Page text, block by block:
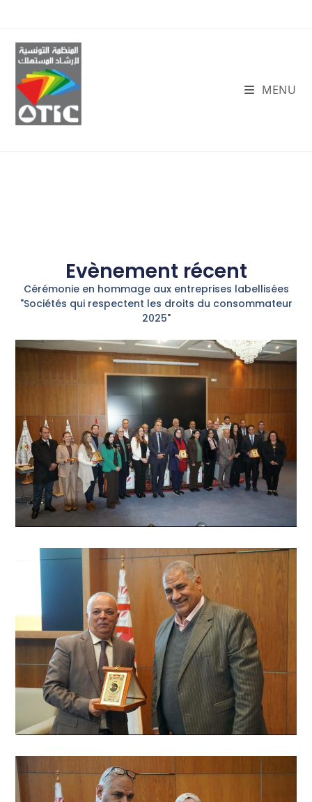
MENU
Evènement récent
Cérémonie en hommage aux entreprises labellisées
"Sociétés qui respectent les droits du consommateur
2025"